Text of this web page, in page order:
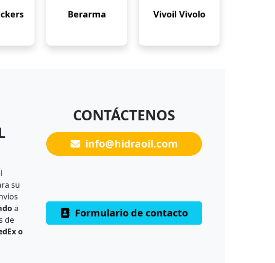
Berarma Vivoil Vivolo
su
a
de
o
CONTÁCTENOS
info@hidraoil.com
Formulario de contacto